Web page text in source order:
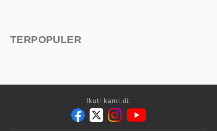
TERPOPULER
Ikuti kami di: